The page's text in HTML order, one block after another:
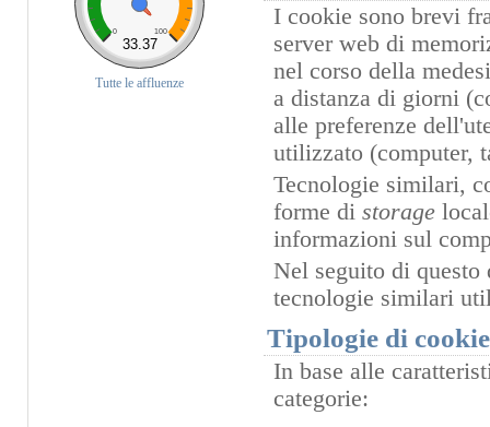
0 100
33.37
Tutte le affluenze
I cookie sono brevi
server web di
nel corso della
a distanza di giorni
alle preferenze
utilizzato (computer,
Tecnologie similari,
forme distorage
informazioni sul
Nel seguito di
tecnologie similari
Tipologie di cookie
In base alle
categorie: